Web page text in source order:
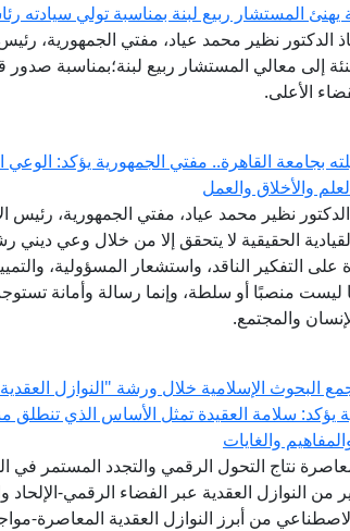
يهنئ المستشار ربيع لبنة بمناسبة تولي
الدكتور نظير محمد عياد، مفتي الجمهورية، رئيس
إلى معالي المستشار ربيع لبنة؛بمناسبة
الأعلى.
بجامعة القاهرة.. مفتي الجمهورية يؤكد:
والأخلاق والعمل
نظير محمد عياد، مفتي الجمهورية، رئيس
الحقيقية لا يتحقق إلا من خلال وعي ديني
على التفكير الناقد، واستشعار المسؤولية،
ليست منصبًا أو سلطة، وإنما رسالة وأمانة
والمجتمع.
البحوث الإسلامية خلال ورشة "النوازل
يؤكد: سلامة العقيدة تمثل الأساس الذي تنطلق
والغايات
نتاج التحول الرقمي والتجدد المستمر
النوازل العقدية عبر الفضاء الرقمي-الإلحاد
من أبرز النوازل العقدية المعاصرة-